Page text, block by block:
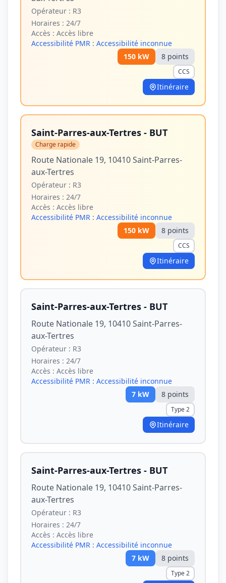
Opérateur : R3
Horaires : 24/7
Accès : Accès libre
Accessibilité PMR : Accessibilité inconnue
150 kW 8 points
CCS
Itinéraire
Saint-Parres-aux-Tertres - BUT
Charge rapide
Route Nationale 19, 10410 Saint-Parres-
aux-Tertres
Opérateur : R3
Horaires : 24/7
Accès : Accès libre
Accessibilité PMR : Accessibilité inconnue
150 kW 8 points
CCS
Itinéraire
Saint-Parres-aux-Tertres - BUT
Route Nationale 19, 10410 Saint-Parres-
aux-Tertres
Opérateur : R3
Horaires : 24/7
Accès : Accès libre
Accessibilité PMR : Accessibilité inconnue
7 kW 8 points
Type 2
Itinéraire
Saint-Parres-aux-Tertres - BUT
Route Nationale 19, 10410 Saint-Parres-
aux-Tertres
Opérateur : R3
Horaires : 24/7
Accès : Accès libre
Accessibilité PMR : Accessibilité inconnue
7 kW 8 points
Type 2